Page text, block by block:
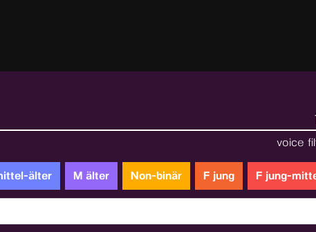
voice
älter M älter Non-binär F jung F jung-